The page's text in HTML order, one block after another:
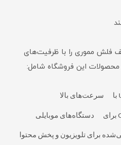
فلش مموری را با ظرفیت‌های
محصولات این فروشگاه شامل:
برای تلویزیون و پخش محتوا